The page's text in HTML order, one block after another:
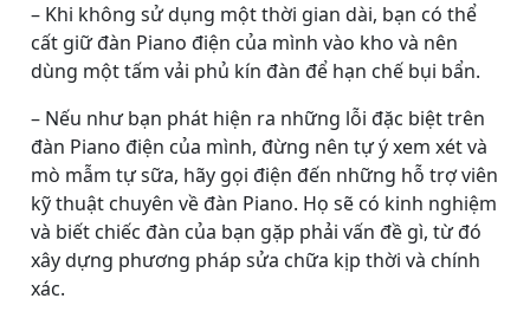
– Khi không sử dụng một thời gian dài, bạn có thể
cất giữ đàn Piano điện của mình vào kho và nên
dùng một tấm vải phủ kín đàn để hạn chế bụi bẩn.
– Nếu như bạn phát hiện ra những lỗi đặc biệt trên
đàn Piano điện của mình, đừng nên tự ý xem xét và
mò mẫm tự sữa, hãy gọi điện đến những hỗ trợ viên
kỹ thuật chuyên về đàn Piano. Họ sẽ có kinh nghiệm
và biết chiếc đàn của bạn gặp phải vấn đề gì, từ đó
xây dựng phương pháp sửa chữa kịp thời và chính
xác.